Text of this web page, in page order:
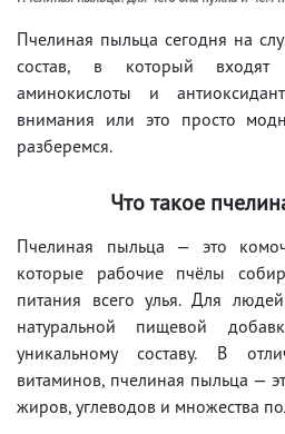
Пчелиная пыльца сегодня на
состав, в который входят
аминокислоты и
внимания или это просто
разберемся.
Что такое
Пчелиная пыльца — это
которые рабочие пчёлы
питания всего улья. Для
натуральной пищевой
уникальному составу. В
витаминов, пчелиная пыльца —
жиров, углеводов и множества